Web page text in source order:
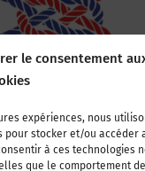
le consentement
expériences, nous
pour stocker et/ou accéder
à ces technologies
que le comportement
Nationale des Elus
de la Tour-